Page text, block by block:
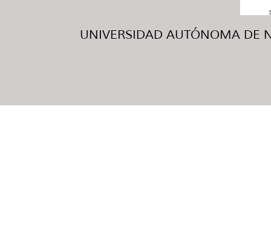
UNIVERSIDAD AUTÓNOMA DE